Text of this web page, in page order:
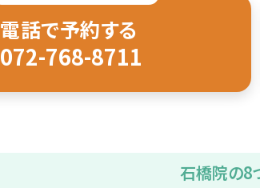
電話で予約する
072-768-8711
石橋院の8